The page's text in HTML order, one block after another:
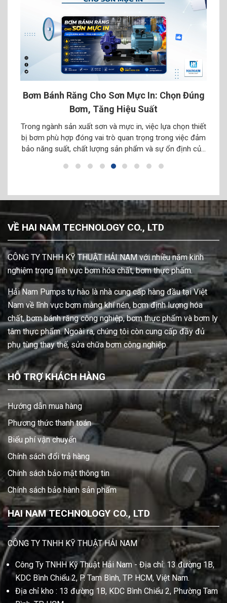
Bơm Bánh Răng Cho Sơn Mực In: Chọn Đúng
Bơm, Tăng Hiệu Suất
Trong ngành sản xuất sơn và mực in, việc lựa chọn thiết
bị bơm phù hợp đóng vai trò quan trọng trong việc đảm
bảo năng suất, chất lượng sản phẩm và sự ổn định của
thường có đặc tính đa dạng về […]
VỀ HAI NAM TECHNOLOGY CO., LTD
CÔNG TY TNHH KỸ THUẬT HẢI NAM với nhiều năm kinh
nghiệm trong lĩnh vực bơm hóa chất, bơm thực phẩm.
Hải Nam Pumps tự hào là nhà cung cấp hàng đầu tại Việt
Nam về lĩnh vực bơm màng khí nén, bơm định lượng hóa
chất, bơm bánh răng công nghiệp, bơm thực phẩm và bơm ly
tâm thực phẩm. Ngoài ra, chúng tôi còn cung cấp đầy đủ
phụ tùng thay thế, sửa chữa bơm công nghiệp.
HỖ TRỢ KHÁCH HÀNG
Hướng dẫn mua hàng
Phương thức thanh toán
Biểu phí vận chuyển
Chính sách đổi trả hàng
Chính sách bảo mật thông tin
Chính sách bảo hành sản phẩm
HAI NAM TECHNOLOGY CO., LTD
CÔNG TY TNHH KỸ THUẬT HẢI NAM
Công Ty TNHH Kỹ Thuật Hải Nam - Địa chỉ: 13 đường 1B,
KDC Bình Chiểu 2, P. Tam Bình, TP. HCM, Việt Nam.
Địa chỉ kho : 13 đường 1B, KDC Bình Chiểu 2, Phường Tam